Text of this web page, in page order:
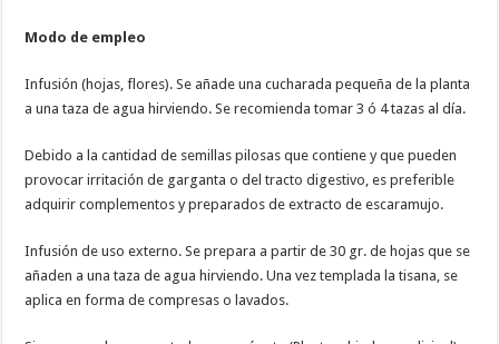
Modo de empleo
Infusión (hojas, flores). Se añade una cucharada pequeña de la planta
a una taza de agua hirviendo. Se recomienda tomar 3 ó 4 tazas al día.
Debido a la cantidad de semillas pilosas que contiene y que pueden
provocar irritación de garganta o del tracto digestivo, es preferible
adquirir complementos y preparados de extracto de escaramujo.
Infusión de uso externo. Se prepara a partir de 30 gr. de hojas que se
añaden a una taza de agua hirviendo. Una vez templada la tisana, se
aplica en forma de compresas o lavados.